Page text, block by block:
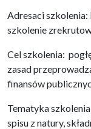
Adresaci
szkolenie
Cel szkolenia:
zasad
finansów
Tematyka
spisu z natury,